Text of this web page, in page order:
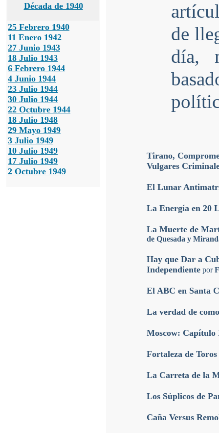
Década de 1940
25 Febrero 1940
11 Enero 1942
27 Junio 1943
18 Julio 1943
6 Febrero 1944
4 Junio 1944
23 Julio 1944
30 Julio 1944
22 Octubre 1944
18 Julio 1948
29 Mayo 1949
3 Julio 1949
10 Julio 1949
17 Julio 1949
2 Octubre 1949
de
día,
Tirano,
Vulgares
El Lunar
La Energía en 20
La Muerte de
de Quesada y
Hay que Dar a
Independiente por
El ABC en Santa
La verdad de
Moscow: Capítulo
Fortaleza de Toros
La Carreta de la
Los Súplicos de
Caña Versus